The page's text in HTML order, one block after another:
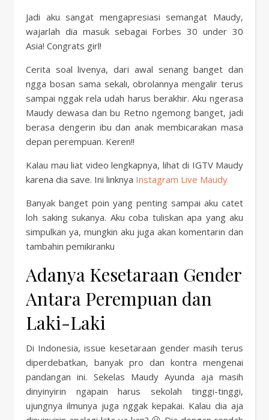
Jadi aku sangat mengapresiasi semangat Maudy,
wajarlah dia masuk sebagai Forbes 30 under 30
Asia! Congrats girl!
Cerita soal livenya, dari awal senang banget dan
ngga bosan sama sekali, obrolannya mengalir terus
sampai nggak rela udah harus berakhir. Aku ngerasa
Maudy dewasa dan bu Retno ngemong banget, jadi
berasa dengerin ibu dan anak membicarakan masa
depan perempuan. Keren!!
Kalau mau liat video lengkapnya, lihat di IGTV Maudy
karena dia save. Ini linknya Instagram Live Maudy
Banyak banget poin yang penting sampai aku catet
loh saking sukanya. Aku coba tuliskan apa yang aku
simpulkan ya, mungkin aku juga akan komentarin dan
tambahin pemikiranku
Adanya Kesetaraan Gender
Antara Perempuan dan
Laki-Laki
Di Indonesia, issue kesetaraan gender masih terus
diperdebatkan, banyak pro dan kontra mengenai
pandangan ini. Sekelas Maudy Ayunda aja masih
dinyinyirin ngapain harus sekolah tinggi-tinggi,
ujungnya ilmunya juga nggak kepakai. Kalau dia aja